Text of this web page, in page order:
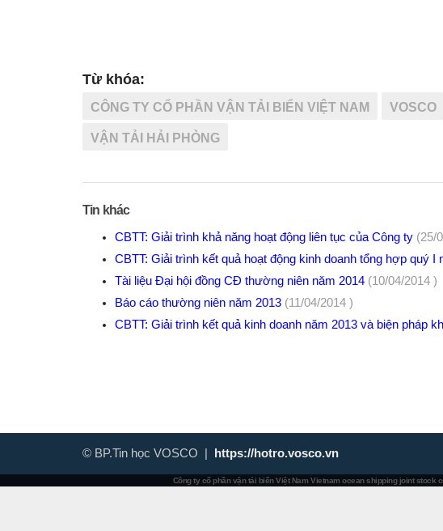
Từ khóa:
CÔNG TY CỔ PHẦN VẬN TẢI BIỂN VIỆT NAM VOSCO
VẬN TẢI HẢI PHÒNG
Tin khác
CBTT: Giải trình khả năng hoạt động liên tục của Công ty (25/
CBTT: Giải trình kết quả hoạt động kinh doanh tổng hợp quý I
Tài liệu Đại hội đồng CĐ thường niên năm 2014 (10/04/2014 )
Báo cáo thường niên năm 2013 (11/04/2014 )
CBTT: Giải trình kết quả kinh doanh năm 2013 và biện pháp
© BP.Tin học VOSCO | https://hotro.vosco.vn
Công ty cổ phần vận tải biển Việt Nam Vietnam ocean shipping joint stock